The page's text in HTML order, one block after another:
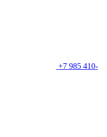
+7 985 410-